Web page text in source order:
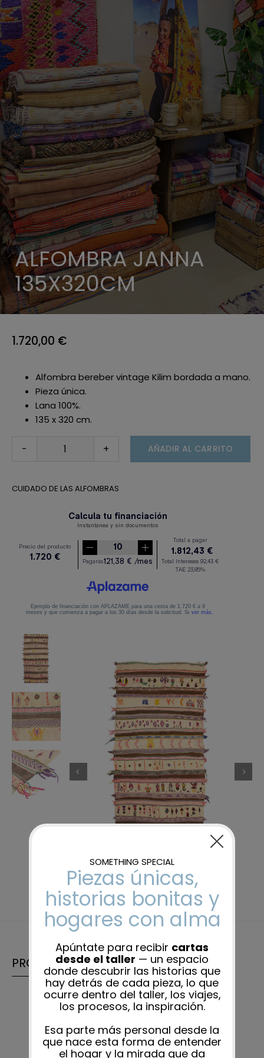
ALFOMBRA JANNA
135X320CM
1.720,00 €
Alfombra bereber vintage Kilim bordada a mano.
Pieza única.
Lana 100%.
135 x 320 cm.
Alfombra
135x320cm
AÑADIR AL CARRITO
CUIDADO DE LAS ALFOMBRAS
PRODUCTOS RELACIONADOS